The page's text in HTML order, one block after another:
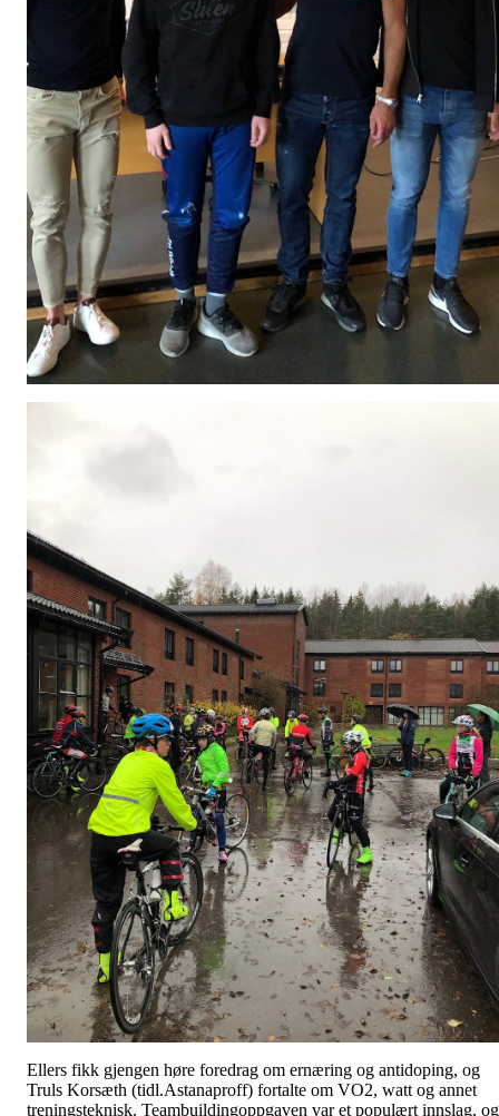
Ellers fikk gjengen høre foredrag om ernæring og antidoping, og
Truls Korsæth (tidl.Astanaproff) fortalte om VO2, watt og annet
treningsteknisk. Teambuildingoppgaven var et populært innslag, og